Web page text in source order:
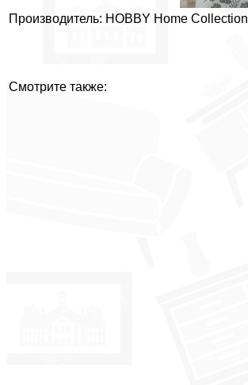
Производитель: HOBBY Home Collection
Смотрите также: